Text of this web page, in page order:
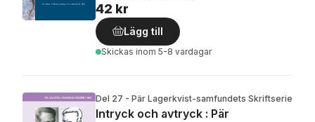
42 kr
Lägg till
Skickas inom 5-8 vardagar
Del 27 - Pär Lagerkvist-samfundets Skriftserie
Intryck och avtryck : Pär